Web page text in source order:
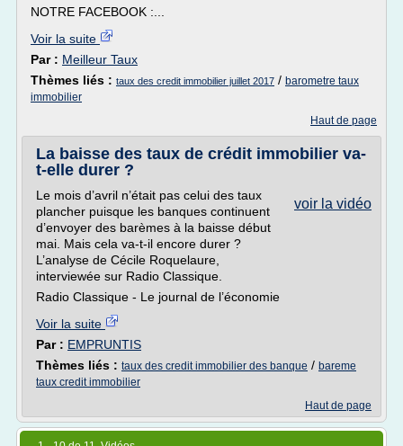
NOTRE FACEBOOK :...
Voir la suite
Par : Meilleur Taux
Thèmes liés : taux des credit immobilier juillet 2017 / barometre taux
immobilier
Haut de page
La baisse des taux de crédit immobilier va-
t-elle durer ?
voir la vidéo
Le mois d’avril n’était pas celui des taux
plancher puisque les banques continuent
d’envoyer des barèmes à la baisse début
mai. Mais cela va-t-il encore durer ?
L’analyse de Cécile Roquelaure,
interviewée sur Radio Classique.
Radio Classique - Le journal de l’économie
Voir la suite
Par : EMPRUNTIS
Thèmes liés : taux des credit immobilier des banque / bareme
taux credit immobilier
Haut de page